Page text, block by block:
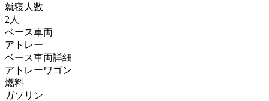
就寝人数
2人
ベース車両
アトレー
ベース車両詳細
アトレーワゴン
燃料
ガソリン